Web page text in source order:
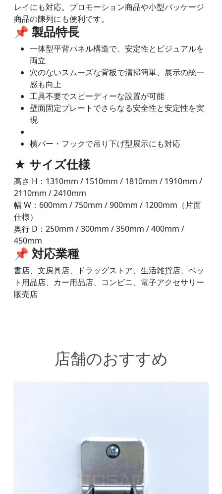
レイにも対応。プロモーション商品や小型パッケージ
商品の陳列にも便利です。
📌 製品特長
一体型平背パネル構造で、安定性とビジュアルを
両立
穴のないスムーズな背板で清掃簡単、展示の統一
感も向上
工具不要でスピーディーな設置が可能
壁面固定プレートでさらなる安全性と安定性を実
現
横バー・フックで吊り下げ型展示にも対応
★ サイズ仕様
高さ H：1310mm / 1510mm / 1810mm / 1910mm /
2110mm / 2410mm
幅 W：600mm / 750mm / 900mm / 1200mm（片面
仕様）
奥行 D：250mm / 300mm / 350mm / 400mm /
450mm
📌 対応業種
書店、文房具店、ドラッグストア、生活雑貨店、ペッ
ト用品店、カー用品店、コンビニ、電子アクセサリー
販売店
店舗のおすすめ